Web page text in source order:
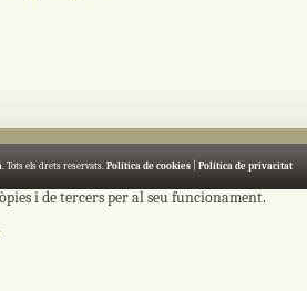
. Tots els drets reservats. Política de cookies| Política de privacitat
i de tercers per al seu funcionament.